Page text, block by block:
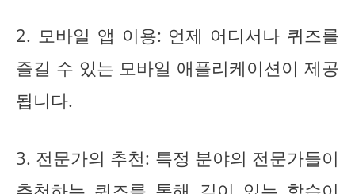
2. 모바일 앱 이용: 언제 어디서나 퀴즈를
즐길 수 있는 모바일 애플리케이션이 제공
됩니다.
3. 전문가의 추천: 특정 분야의 전문가들이